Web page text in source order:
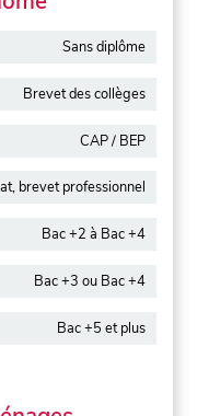
Sans diplôme
Brevet des collèges
CAP / BEP
brevet professionnel
Bac +2 à Bac +4
Bac +3 ou Bac +4
Bac +5 et plus